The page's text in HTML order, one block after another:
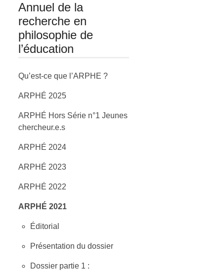
Annuel de la
recherche en
philosophie de
l’éducation
Qu’est-ce que l’ARPHE ?
ARPHÉ 2025
ARPHÉ Hors Série n°1 Jeunes
chercheur.e.s
ARPHÉ 2024
ARPHÉ 2023
ARPHÉ 2022
ARPHÉ 2021
Éditorial
Présentation du dossier
Dossier partie 1 :